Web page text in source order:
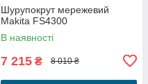
Шурупокрут мережевий
Makita FS4300
В наявності
7 215 ₴ 8 010 ₴